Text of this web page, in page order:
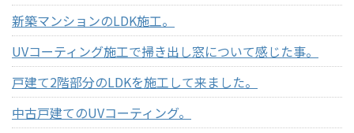
新築マンションのLDK施工。
UVコーティング施工で掃き出し窓について感じた事。
戸建て2階部分のLDKを施工して来ました。
中古戸建てのUVコーティング。